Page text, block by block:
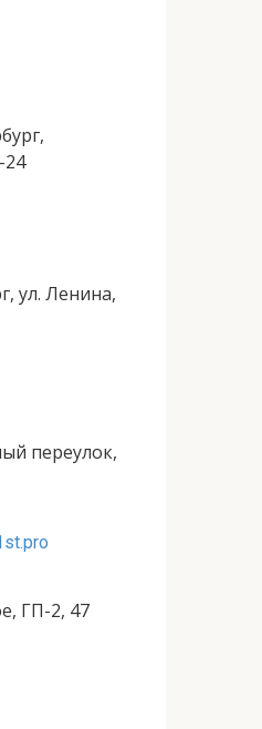
24
ул. Ленина,
переулок,
ГП-2, 47